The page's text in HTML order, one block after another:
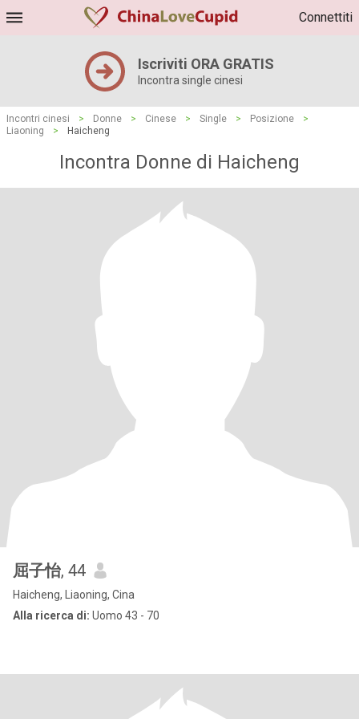
Connettiti
Iscriviti ORA GRATIS
Incontra single cinesi
Incontri cinesi > Donne > Cinese > Single > Posizione
>
Liaoning
> Haicheng
Incontra Donne di Haicheng
屈子怡, 44
Haicheng, Liaoning, Cina
Alla ricerca di: Uomo 43 - 70